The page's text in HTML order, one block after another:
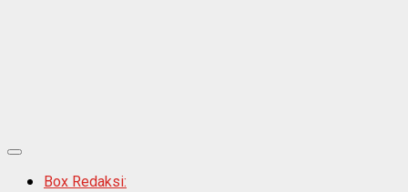
Primary
MenuBox Redaksi: